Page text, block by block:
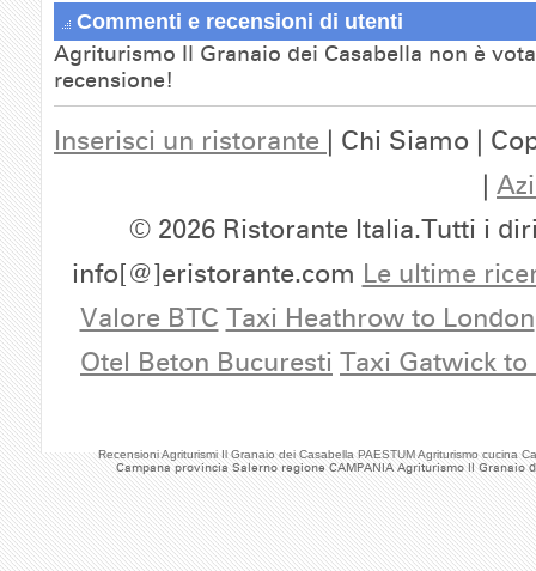
Recensioni Agriturismi Il Granaio dei Casabella PAESTUM Agriturismo cucina
Campana provincia Salerno regione CAMPANIA Agriturismo Il Granaio
Commenti e recensioni di utenti
Agriturismo Il Granaio dei Casabella non è
recensione!
Inserisci un ristorante | Chi Siamo |
|
© 2026 Ristorante Italia.Tutti i
info[@]eristorante.com Le ultime
Valore BTC Taxi Heathrow to London
Otel Beton Bucuresti Taxi Gatwick to